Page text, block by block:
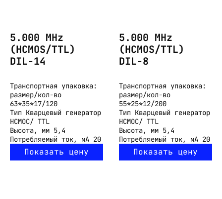
5.000 MHz
(HCMOS/TTL)
DIL-14
Транспортная упаковка:
размер/кол-во
63*35*17/120
Тип Кварцевый генератор
HCMOC/ TTL
Высота, мм 5,4
Потребляемый ток, мА 20
Показать цену
5.000 MHz
(HCMOS/TTL)
DIL-8
Транспортная упаковка:
размер/кол-во
55*25*12/200
Тип Кварцевый генератор
HCMOC/ TTL
Высота, мм 5,4
Потребляемый ток, мА 20
Показать цену